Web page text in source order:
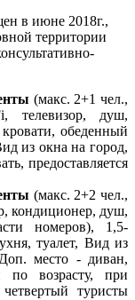
в июне 2018г.,
территории
(макс. 2+1 чел.,
душ,
обеденный
из окна на город,
предоставляется
(макс. 2+2 чел.,
кондиционер, душ,
номеров), 1,5-
туалет, Вид из
место - диван,
по возрасту, при
туристы